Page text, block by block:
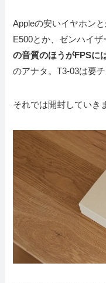
Appleの安いイヤホン
E500とか、ゼンハイザ
の音質のほうがFPSに
のアナタ。T3-03は要チ
それでは開封していき